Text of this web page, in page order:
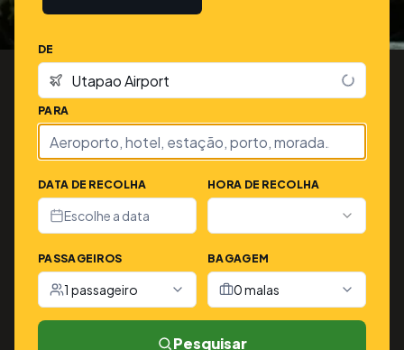
DE
PARA
DATA DE RECOLHA
Escolhe a data
HORA DE RECOLHA
PASSAGEIROS
1 passageiro
BAGAGEM
0 malas
Pesquisar